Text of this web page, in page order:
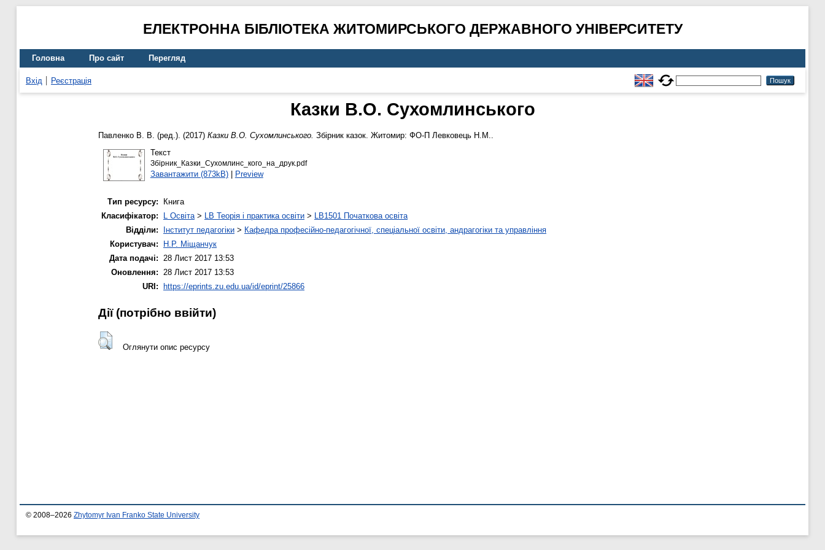
ЕЛЕКТРОННА БІБЛІОТЕКА ЖИТОМИРСЬКОГО ДЕРЖАВНОГО УНІВЕРСИТЕТУ
Головна Про сайт Перегляд
Вхід Реєстрація
Казки В.О. Сухомлинського
Павленко В. В. (ред.). (2017) Казки В.О. Сухомлинського. Збірник казок. Житомир: ФО-П Левковець Н.М..
Текст
Збiрник_Казки_Сухомлинс_кого_на_друк.pdf
Завантажити (873kB)| Preview
Тип ресурсу:
Книга
Класифікатор:
L Освіта> LB Теорія і практика освіти > LB1501 Початкова освіта
Відділи:
Інститут педагогіки > Кафедра професійно-педагогічної, спеціальної освіти, андрагогіки та управління
Користувач:
Н.Р. Міщанчук
Дата подачі: 28 Лист 2017 13:53
Оновлення: 28 Лист 2017 13:53
URI:
https://eprints.zu.edu.ua/id/eprint/25866
Дії ​​(потрібно ввійти)
Оглянути опис ресурсу
© 2008–2026 Zhytomyr Ivan Franko State University